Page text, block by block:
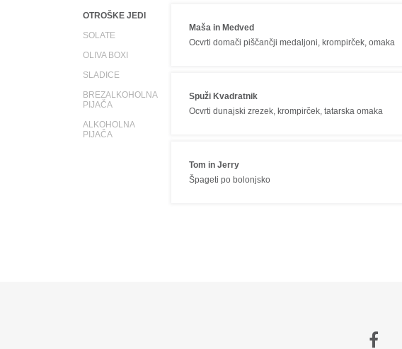
OTROŠKE JEDI
SOLATE
OLIVA BOXI
SLADICE
BREZALKOHOLNA
PIJAČA
ALKOHOLNA
PIJAČA
Maša in Medved
Ocvrti domači piščančji medaljoni, krompirček, omaka
Spuži Kvadratnik
Ocvrti dunajski zrezek, krompirček, tatarska omaka
Tom in Jerry
Špageti po bolonjsko